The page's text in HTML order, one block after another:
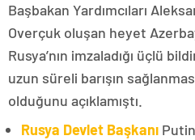
Başbakan Yardımcıları
Overçuk oluşan heyet
Rusya’nın imzaladığı üçlü
uzun süreli barışın
olduğunu açıklamıştı.
Rusya Devlet Başkanı